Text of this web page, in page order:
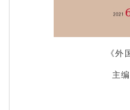
《外
主